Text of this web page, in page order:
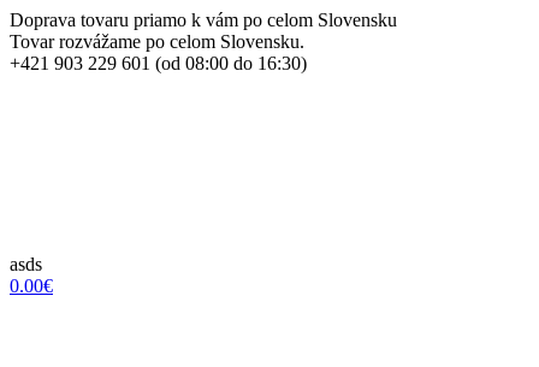
Doprava tovaru priamo k vám po celom Slovensku
Tovar rozvážame po celom Slovensku.
+421 903 229 601 (od 08:00 do 16:30)
asds
0.00€